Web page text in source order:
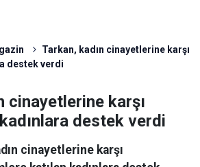
Tarkan, kadın cinayetlerine karşı
destek verdi
cinayetlerine karşı
destek verdi
cinayetlerine karşı